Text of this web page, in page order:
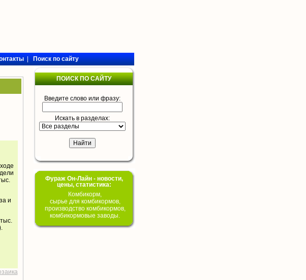
|Поиск по сайту
и
ПОИСК ПО САЙТУ
Введите слово или фразу:
Искать в разделах:
Фураж Он-Лайн - новости,
цены, статистика:
Комбикорм,
сырье для комбикормов,
производство комбикормов,
комбикормовые заводы.